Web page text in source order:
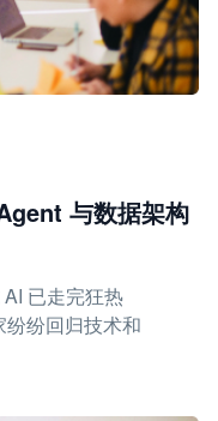
与数据架构
已走完狂热
纷回归技术和